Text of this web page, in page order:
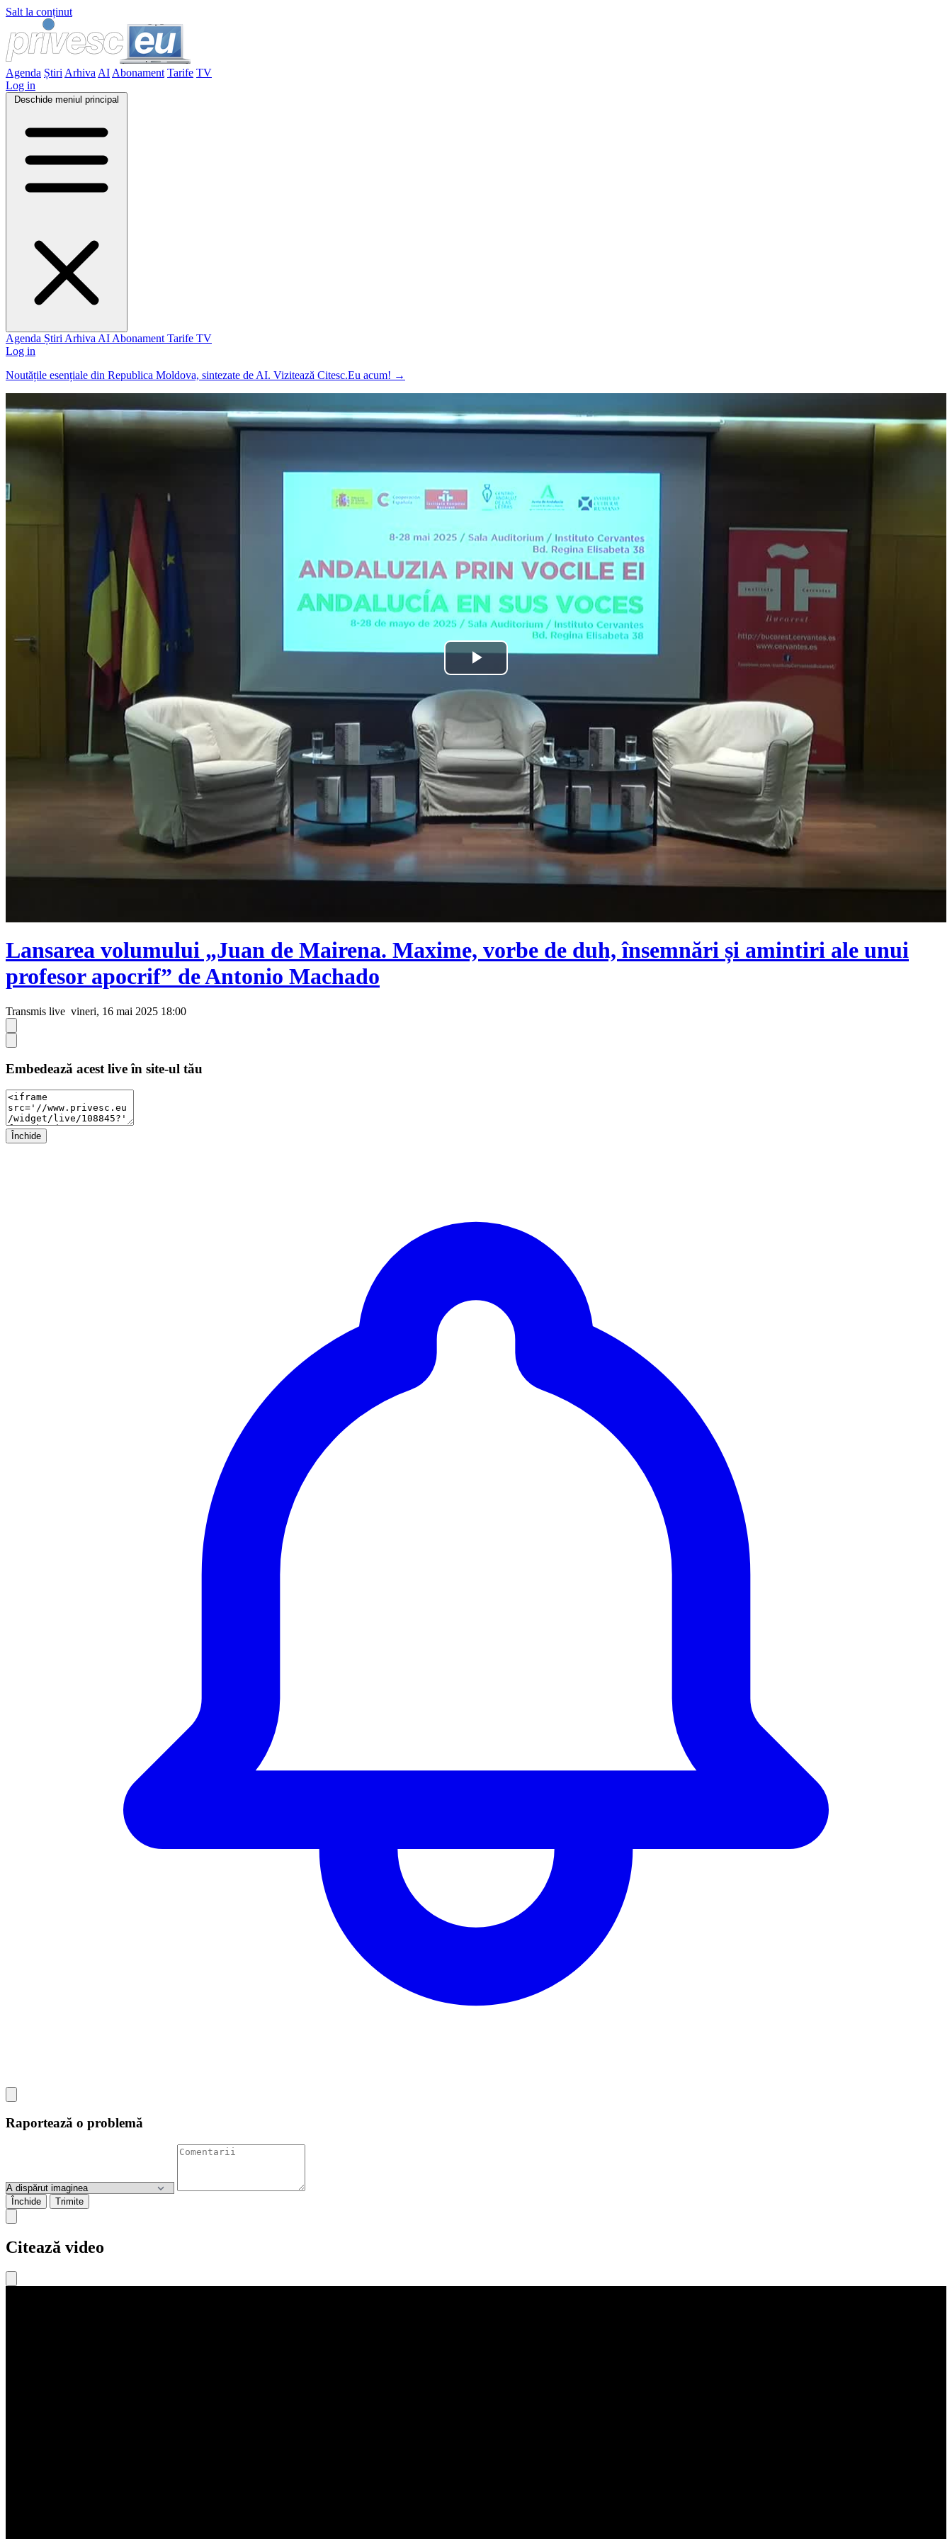
Salt la conținut
Agenda Știri Arhiva AI Abonament Tarife TV
Log in
Deschide meniul principal
Agenda Știri Arhiva AI Abonament Tarife TV
Log in
Noutățile esențiale din Republica Moldova, sintezate de AI. Vizitează Citesc.Eu acum! →
Play
Video
Lansarea volumului „Juan de Mairena. Maxime, vorbe de duh, însemnări și amintiri ale unui
profesor apocrif” de Antonio Machado
Transmis live vineri, 16 mai 2025 18:00
Embedează acest live în site-ul tău
Închide
Raportează o problemă
Închide Trimite
Citează video